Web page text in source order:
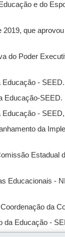
e do
que
do Poder
Educação - SEED.
Educação-SEED.
-
da
Estadual
Educacionais -
da
Educação -